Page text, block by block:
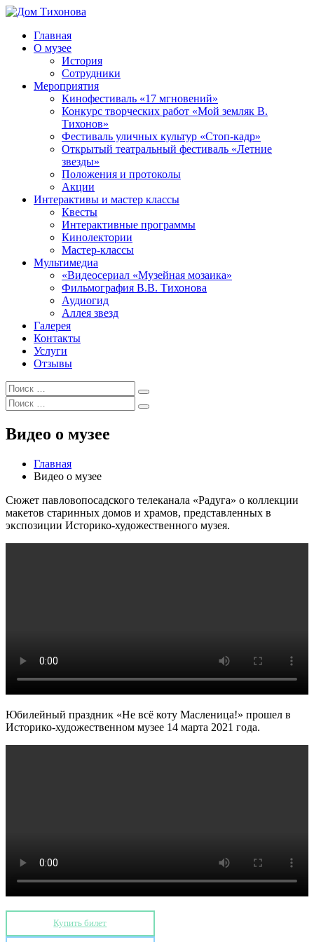
Перейти
содержимому
Дом
Тихонова
ППМВК
Главная
О музее
История
Сотрудники
Мероприятия
Кинофестиваль «17 мгновений»
Конкурс творческих работ «Мой земляк В.
Тихонов»
Фестиваль уличных культур «Стоп-кадр»
Открытый театральный фестиваль «Летние
звезды»
Положения и протоколы
Акции
Интерактивы и мастер классы
Квесты
Интерактивные программы
Кинолектории
Мастер-классы
Мультимедиа
«Видеосериал «Музейная мозаика»
Фильмография В.В. Тихонова
Аудиогид
Аллея звезд
Галерея
Контакты
Услуги
Отзывы
Искать:
Поиск
Искать:
Поиск
Видео о музее
Главная
Видео о музее
Сюжет павловопосадского телеканала «Радуга» о коллекции
макетов старинных домов и храмов, представленных в
экспозиции Историко-художественного музея.
Юбилейный праздник «Не всё коту Масленица!» прошел в
Историко-художественном музее 14 марта 2021 года.
Купить билет